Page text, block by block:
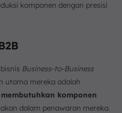
komponen dengan presisi
Business-to-Business
utama mereka adalah
komponen
dalam penawaran mereka.